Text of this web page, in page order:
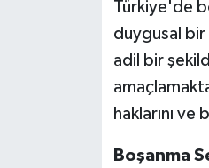
Türkiye'de
duygusal bir
adil bir
haklarını
Boşanma